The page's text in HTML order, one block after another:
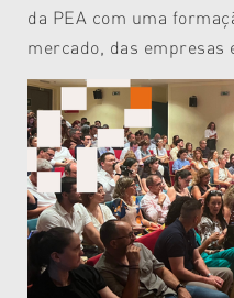
da PEA com uma
mercado, das empresas